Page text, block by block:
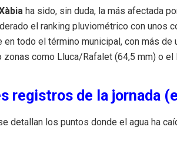
ha sido, sin duda, la más afectada
el ranking pluviométrico con unos
todo el término municipal, con más
zonas como Lluca/Rafalet (64,5 mm) o el
registros de la jornada
detallan los puntos donde el agua ha